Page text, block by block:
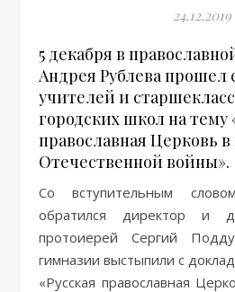
24.12.2019
5 декабря в
Андрея Рублева прошел
учителей и
городских школ на тему
православная Церковь
Отечественной войны».
Со вступительным словом к собравшимся
обратился директор и
протоиерей Сергий
гимназии выстыпили с
«Русская православная